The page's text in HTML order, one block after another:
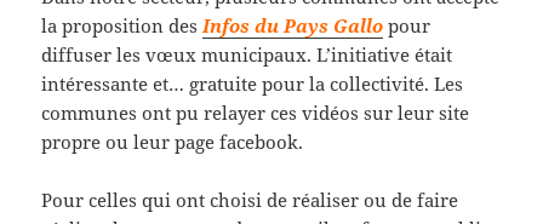
la proposition desInfos du Pays Gallo pour
diffuser les vœux municipaux. L’initiative était
intéressante et… gratuite pour la collectivité. Les
communes ont pu relayer ces vidéos sur leur site
propre ou leur page facebook.
Pour celles qui ont choisi de réaliser ou de faire